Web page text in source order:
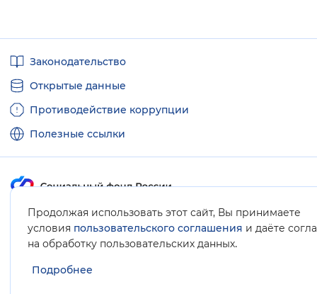
Продолжая использовать этот сайт, Вы принимаете
условия пользовательского соглашения и даёте
на обработку пользовательских данных.
Подробнее
ссылкиЗаконодательство
Открытые данные
Противодействие коррупции
Полезные ссылки
Карта сайта